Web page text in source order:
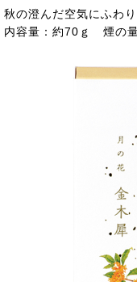
秋の澄んだ空気にふわ
内容量：約70ｇ 煙の